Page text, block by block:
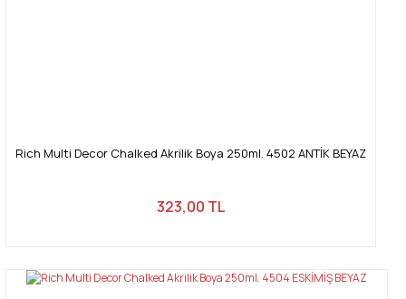
Rich Multi Decor Chalked Akrilik Boya 250ml. 4502 ANTİK BEYAZ
323,00 TL